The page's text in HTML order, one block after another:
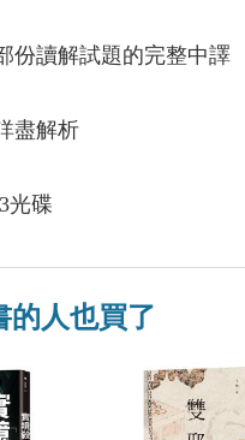
份讀解試題的完整中譯
盡解析
光碟
的人也買了